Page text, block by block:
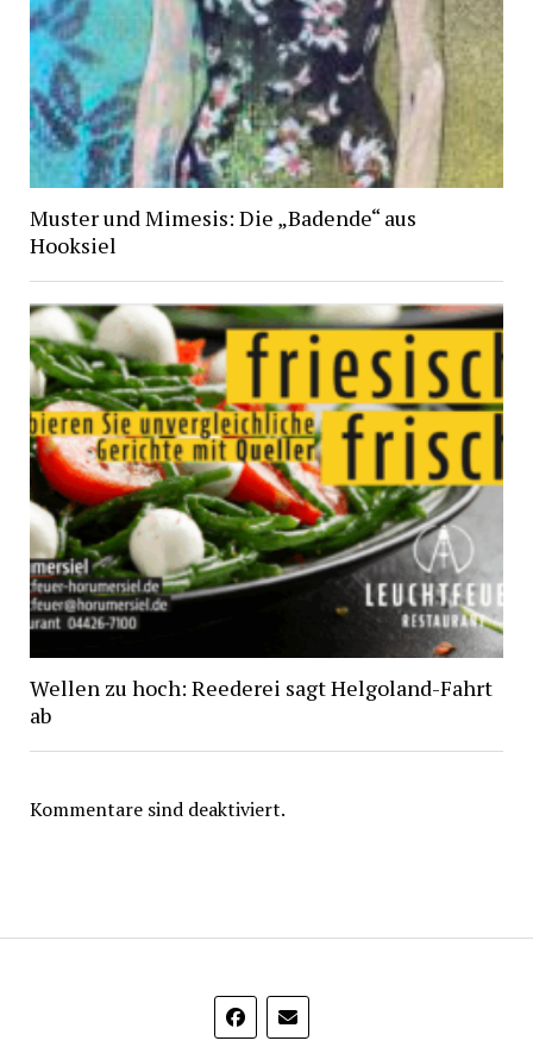
Muster und Mimesis: Die „Badende“ aus
Hooksiel
Wellen zu hoch: Reederei sagt Helgoland-Fahrt
ab
Kommentare sind deaktiviert.